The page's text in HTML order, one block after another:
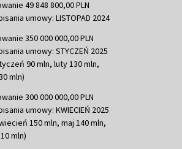
49 848 800,00 PLN
umowy: LISTOPAD 2024
350 000 000,00 PLN
umowy: STYCZEŃ 2025
90 mln, luty 130 mln,
mln)
300 000 000,00 PLN
umowy: KWIECIEŃ 2025
150 mln, maj 140 mln,
mln)